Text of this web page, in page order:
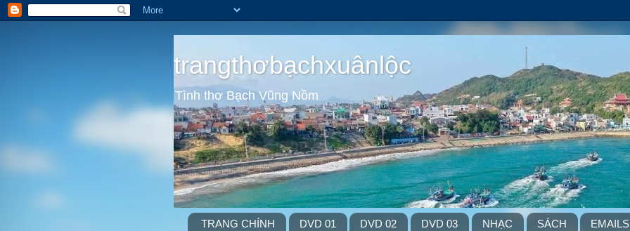
trangthơbạchxuânlộc
Tình thơ Bạch Vũng Nồm
TRANG CHÍNH DVD 01 DVD 02 DVD 03 NHẠC SÁCH EMAILS